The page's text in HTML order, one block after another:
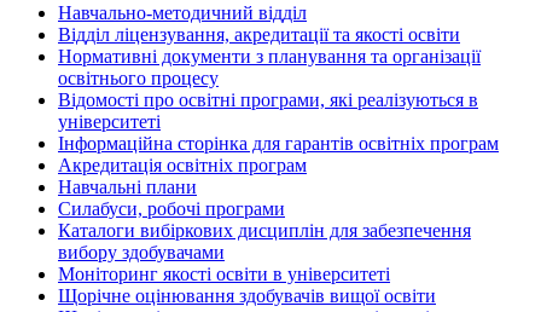
Навчально-методичний відділ
Відділ ліцензування, акредитації та якості освіти
Нормативні документи з планування та організації
освітнього процесу
Відомості про освітні програми, які реалізуються в
університеті
Інформаційна сторінка для гарантів освітніх програм
Акредитація освітніх програм
Навчальні плани
Силабуси, робочі програми
Каталоги вибіркових дисциплін для забезпечення
вибору здобувачами
Моніторинг якості освіти в університеті
Щорічне оцінювання здобувачів вищої освіти